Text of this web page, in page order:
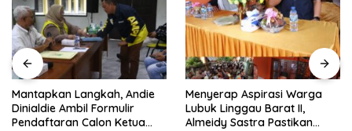
Mantapkan Langkah, Andie
Dinialdie Ambil Formulir
Pendaftaran Calon Ketua
Menyerap Aspirasi Warga
Lubuk Linggau Barat II,
Almeidy Sastra Pastikan